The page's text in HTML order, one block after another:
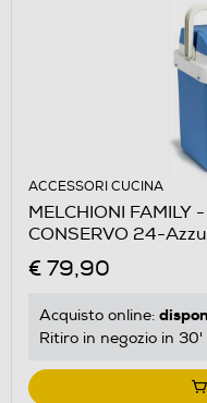
ACCESSORI CUCINA
MELCHIONI
CONSERVO 24-
€ 79,90
Acquisto online:
Ritiro in negozio in